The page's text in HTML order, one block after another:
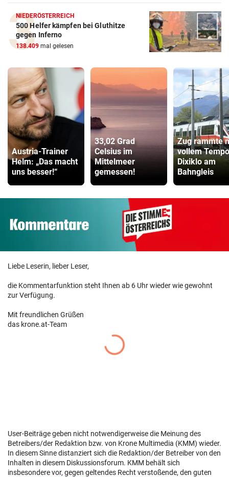
NIEDERÖSTERREICH
500 Helfer kämpfen bei Gluthitze
gegen Inferno
138.409 mal gelesen
Austria-Trainer
Helm: „Das macht
uns besser!“
33,02 Grad
Celsius im
Mittelmeer
gemessen!
Zug rammte
vollem Tempo
Dixiklo am
Bahngleis
Liebe Leserin, lieber Leser,
die Kommentarfunktion steht Ihnen ab 6 Uhr wieder wie gewohnt
zur Verfügung.
Mit freundlichen Grüßen
das krone.at-Team
User-Beiträge geben nicht notwendigerweise die Meinung des
Betreibers/der Redaktion bzw. von Krone Multimedia (KMM) wieder.
In diesem Sinne distanziert sich die Redaktion/der Betreiber von den
Inhalten in diesem Diskussionsforum. KMM behält sich
insbesondere vor, gegen geltendes Recht verstoßende, den guten